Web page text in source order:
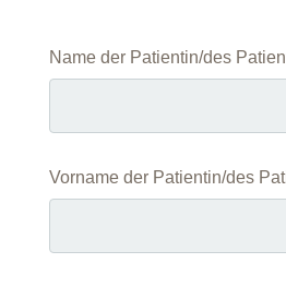
Name der Patientin/des
Vorname der Patientin/des